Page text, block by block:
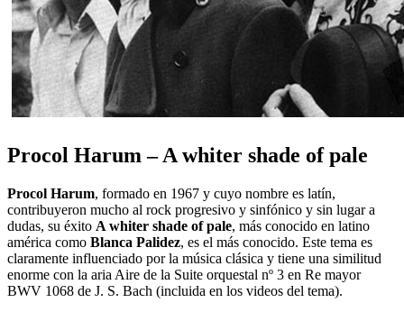
Procol Harum – A whiter shade of pale
Procol Harum, formado en 1967 y cuyo nombre es latín,
contribuyeron mucho al rock progresivo y sinfónico y sin lugar a
dudas, su éxito A whiter shade of pale, más conocido en latino
américa como Blanca Palidez, es el más conocido. Este tema es
claramente influenciado por la música clásica y tiene una similitud
enorme con la aria Aire de la Suite orquestal nº 3 en Re mayor
BWV 1068 de J. S. Bach (incluida en los videos del tema).